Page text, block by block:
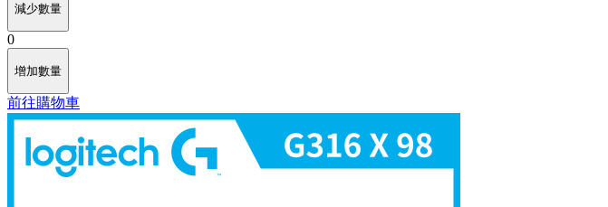
減少數量
0
增加數量
前往購物車